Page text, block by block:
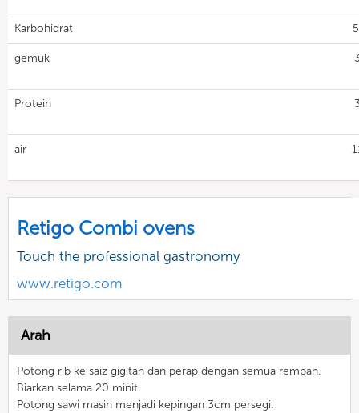
Karbohidrat
gemuk
Protein
air
Retigo Combi ovens
Touch the professional gastronomy
www.retigo.com
Arah
Potong rib ke saiz gigitan dan perap dengan semua rempah.
Biarkan selama 20 minit.
Potong sawi masin menjadi kepingan 3cm persegi.